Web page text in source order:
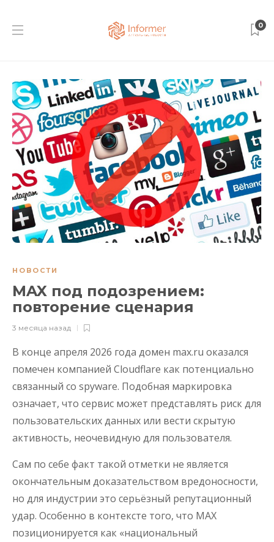
0
НОВОСТИ
MAX под подозрением:
повторение сценария
3 месяца назад
В конце апреля 2026 года домен max.ru оказался
помечен компанией Cloudflare как потенциально
связанный со spyware. Подобная маркировка
означает, что сервис может представлять риск для
пользовательских данных или вести скрытую
активность, неочевидную для пользователя.
Сам по себе факт такой отметки не является
окончательным доказательством вредоносности,
но для индустрии это серьёзный репутационный
удар. Особенно в контексте того, что MAX
позиционируется как «национальный